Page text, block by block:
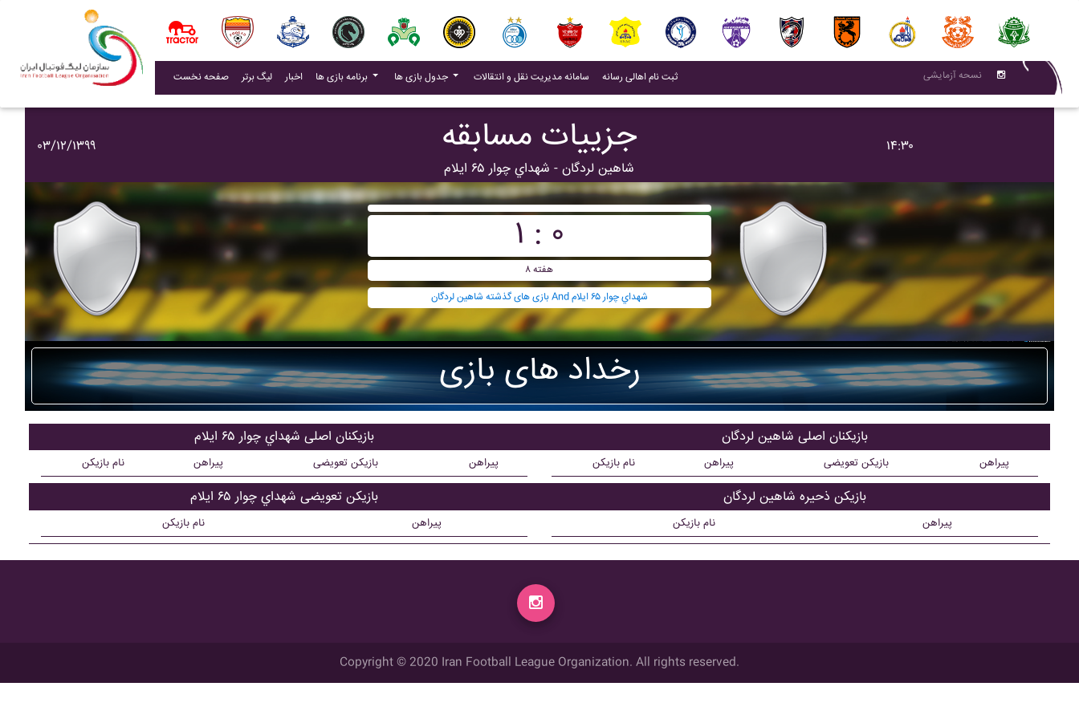
صفحه نخست لیگ برتر اخبار(current) برنامه بازی ها جدول بازی ها سامانه مدیریت نقل و انتقالات (current)
ثبت نام اهالی رسانه(current) نسحه آزمایشی
۰۳/۱۲/۱۳۹۹ جزییات مسابقه
شاهين لردگان - شهداي چوار ۶۵ ايلام
۱۴:۳۰
۱ : ۰
هفته ۸
بازی های گذشته شاهين لردگان And شهداي چوار ۶۵ ايلام
رخداد های بازی
بازیکنان اصلی شهداي چوار ۶۵ ايلام
نام بازیکن پیراهن بازیکن تعویضی پیراهن
بازیکن تعویضی شهداي چوار ۶۵ ايلام
نام بازیکن پیراهن
بازیکنان اصلی شاهين لردگان
نام بازیکن پیراهن بازیکن تعویضی پیراهن
بازیکن ذحیره شاهين لردگان
نام بازیکن پیراهن
Copyright © 2020 Iran Football League Organization. All rights reserved.